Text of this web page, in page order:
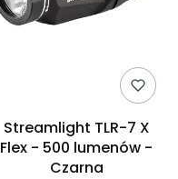
Streamlight TLR-7 X
Flex - 500 lumenów -
Czarna